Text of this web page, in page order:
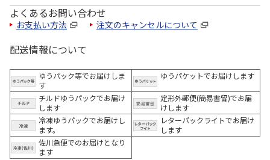
よくあるお問い合わせ
お支払い方法 注文のキャンセルについて
配送情報について
ゆうパック等でお届けしま
す
ゆうパケットでお届けします
チルドゆうパックでお届け
します
定形外郵便(簡易書留)でお届
けします
冷凍ゆうパックでお届けし
ます。
レターパックライトでお届け
します
佐川急便でのお届けとなり
ます